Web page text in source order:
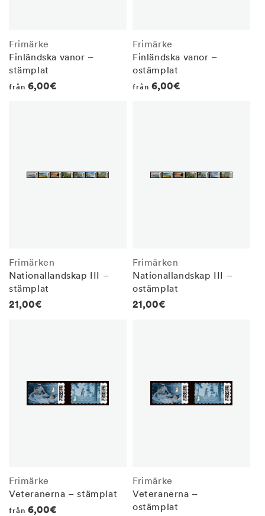
Frimärke
Finländska vanor –
stämplat
Regular
från 6,00€
Frimärke
Finländska vanor –
ostämplat
Regular
från 6,00€
Frimärken
Nationallandskap III –
stämplat
Regular
21,00€
Frimärken
Nationallandskap III –
ostämplat
Regular
21,00€
Frimärke
Veteranerna – stämplat
Regular
från 6,00€
Frimärke
Veteranerna –
ostämplat